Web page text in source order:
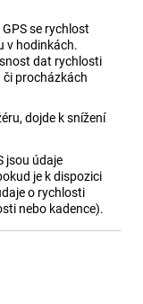
se rychlost
v hodinkách.
dat rychlosti
či procházkách
dojde k snížení
jsou údaje
je k dispozici
o rychlosti
nebo kadence).